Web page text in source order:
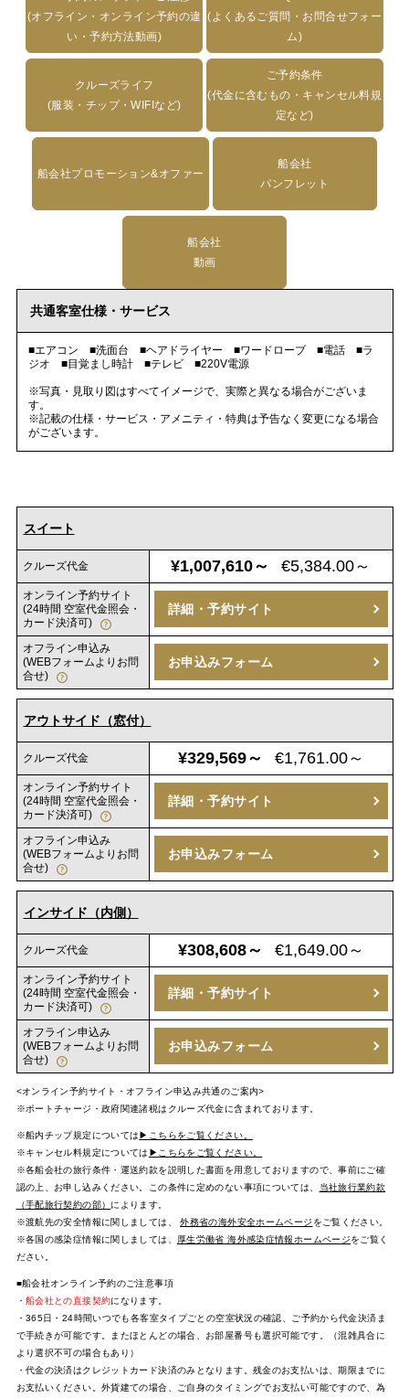
(オフライン・オンライン予約の違
い・予約方法動画)
(よくあるご質問・お問合せフォー
ム)
クルーズライフ
(服装・チップ・WIFIなど)
ご予約条件
(代金に含むもの・キャンセル料規
定など)
船会社プロモーション&オファー
船会社
パンフレット
船会社
動画
共通客室仕様・サービス
■エアコン ■洗面台 ■ヘアドライヤー ■ワードローブ ■電話 ■ラ
ジオ ■目覚まし時計 ■テレビ ■220V電源
※写真・見取り図はすべてイメージで、実際と異なる場合がございま
す。
※記載の仕様・サービス・アメニティ・特典は予告なく変更になる場合
がございます。
スイート
クルーズ代金 ¥1,007,610～ €5,384.00～
オンライン予約サイト
(24時間 空室代金照会・
カード決済可)
詳細・予約サイト
オフライン申込み
(WEBフォームよりお問
合せ)
お申込みフォーム
アウトサイド（窓付）
クルーズ代金 ¥329,569～ €1,761.00～
オンライン予約サイト
(24時間 空室代金照会・
カード決済可)
詳細・予約サイト
オフライン申込み
(WEBフォームよりお問
合せ)
お申込みフォーム
インサイド（内側）
クルーズ代金 ¥308,608～ €1,649.00～
オンライン予約サイト
(24時間 空室代金照会・
カード決済可)
詳細・予約サイト
オフライン申込み
(WEBフォームよりお問
合せ)
お申込みフォーム
<オンライン予約サイト・オフライン申込み共通のご案内>
※ポートチャージ・政府関連諸税はクルーズ代金に含まれております。
※船内チップ規定については▶こちらをご覧ください。
※キャンセル料規定については ▶こちらをご覧ください。
※各船会社の旅行条件・運送約款を説明した書面を用意しておりますので、事前にご確
認の上、お申し込みください。この条件に定めのない事項については、
当社旅行業約款
（手配旅行契約の部） によります。
※渡航先の安全情報に関しましては、外務省の海外安全ホームページ をご覧ください。
※各国の感染症情報に関しましては、
厚生労働省 海外感染症情報ホームページをご覧く
ださい。
■船会社オンライン予約のご注意事項
・ 船会社との直接契約になります。
・365日・24時間いつでも各客室タイプごとの空室状況の確認、ご予約から代金決済ま
で手続きが可能です。またほとんどの場合、お部屋番号も選択可能です。（混雑具合に
より選択不可の場合もあり）
・代金の決済はクレジットカード決済のみとなります。残金のお支払いは、期限までに
お支払いください。外貨建ての場合、ご自身のタイミングでお支払い可能ですので、為